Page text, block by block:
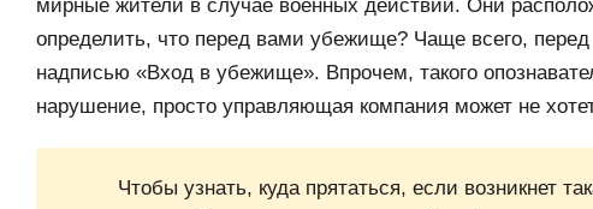
мирные жители в случае военных действий. Они
определить, что перед вами убежище? Чаще всего,
надписью «Вход в убежище». Впрочем, такого
нарушение, просто управляющая компания может не
Чтобы узнать, куда прятаться, если возникнет